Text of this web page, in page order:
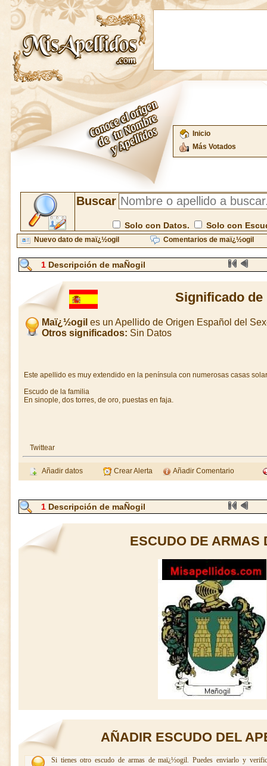
Inicio
Más Votados
Buscar
Solo con Datos. Solo con
Nuevo dato de maï¿½ogil Comentarios de maï¿½ogil
1 Descripción de maÑogil
Significado
Maï¿½ogil es un Apellido de Origen Español del
Otros significados: Sin Datos
Este apellido es muy extendido en la península con numerosas casas
Escudo de la familia
En sinople, dos torres, de oro, puestas en faja.
Twittear
Añadir datos Crear Alerta Añadir Comentario
1 Descripción de maÑogil
ESCUDO DE ARMAS
AÑADIR ESCUDO DEL
Si tienes otro escudo de armas de maï¿½ogil. Puedes enviarlo y